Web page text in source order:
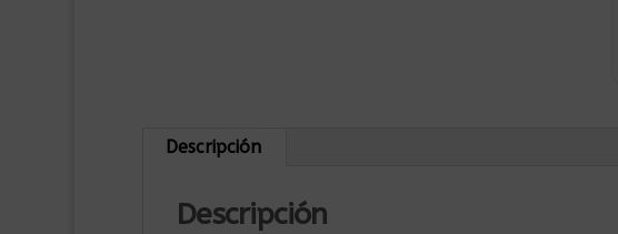
Descripción
Descripción